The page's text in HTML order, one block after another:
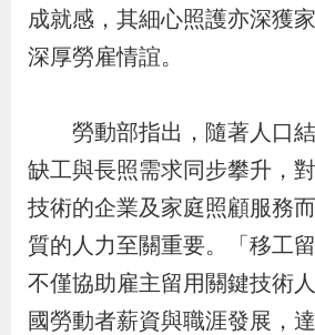
成就感，其細心照護亦深獲
深厚勞雇情誼。
勞動部指出，隨著人口結
缺工與長照需求同步攀升，
技術的企業及家庭照顧服務
質的人力至關重要。「移工
不僅協助雇主留用關鍵技術
國勞動者薪資與職涯發展，